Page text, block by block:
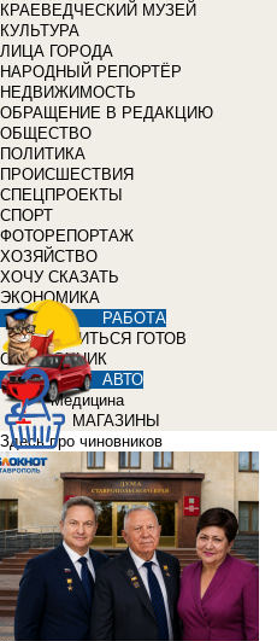
КРАЕВЕДЧЕСКИЙ МУЗЕЙ
КУЛЬТУРА
ЛИЦА ГОРОДА
НАРОДНЫЙ РЕПОРТЁР
НЕДВИЖИМОСТЬ
ОБРАЩЕНИЕ В РЕДАКЦИЮ
ОБЩЕСТВО
ПОЛИТИКА
ПРОИСШЕСТВИЯ
СПЕЦПРОЕКТЫ
СПОРТ
ФОТОРЕПОРТАЖ
ХОЗЯЙСТВО
ХОЧУ СКАЗАТЬ
ЭКОНОМИКА
РАБОТА
УЧИТЬСЯ ГОТОВ
СПРАВОЧНИК
АВТО
Медицина
МАГАЗИНЫ
Здесь про чиновников